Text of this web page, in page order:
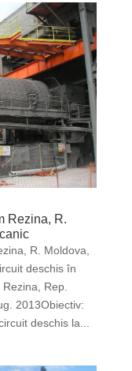
Rezina, R.
R. Moldova,
deschis în
Rep.
2013Obiectiv:
deschis la...